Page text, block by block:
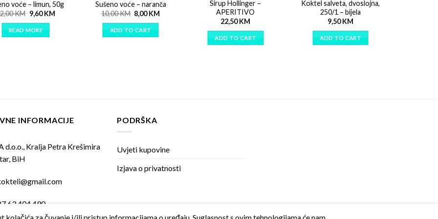
voće – limun, 50g
KM 9,60KM
READ MORE
Sušeno voće – naranča
10,00KM 8,00KM
ADD TO CART
Sirup Hollinger –
APERITIVO
22,50KM
ADD TO CART
Koktel salveta, dvoslojna,
250/1 – bijela
9,50KM
ADD TO CART
INFORMACIJE
d.o.o., Kralja Petra Krešimira
BiH
63 404 490
PODRŠKA
Uvjeti kupovine
Izjava o privatnosti